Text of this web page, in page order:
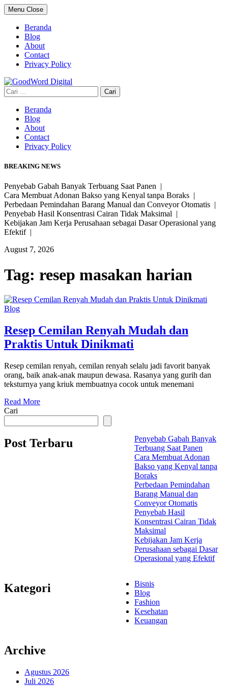
Skip
to
content
Menu Close
Beranda
Blog
About
Contact
Privacy Policy
Cari
untuk:
Beranda
Blog
About
Contact
Privacy Policy
BREAKING NEWS
Penyebab Gabah Banyak Terbuang Saat Panen |
Cara Membuat Adonan Bakso yang Kenyal tanpa Boraks |
Perbedaan Pemindahan Barang Manual dan Conveyor Otomatis |
Penyebab Hasil Konsentrasi Cairan Tidak Maksimal |
Kebijakan Jam Kerja Perusahaan sebagai Dasar Operasional yang
Efektif |
August 7, 2026
Tag: resep masakan harian
Blog
Resep Cemilan Renyah Mudah dan
Praktis Untuk Dinikmati
Resep cemilan renyah, cemilan renyah selalu jadi favorit banyak
orang, baik anak-anak maupun dewasa. Rasanya yang gurih dan
teksturnya yang kriuk membuatnya cocok untuk menemani
Read More
Cari
Post Terbaru
Penyebab Gabah Banyak
Terbuang Saat Panen
Cara Membuat Adonan
Bakso yang Kenyal tanpa
Boraks
Perbedaan Pemindahan
Barang Manual dan
Conveyor Otomatis
Penyebab Hasil
Konsentrasi Cairan Tidak
Maksimal
Kebijakan Jam Kerja
Perusahaan sebagai Dasar
Operasional yang Efektif
Kategori
Bisnis
Blog
Fashion
Kesehatan
Keuangan
Archive
Agustus 2026
Juli 2026